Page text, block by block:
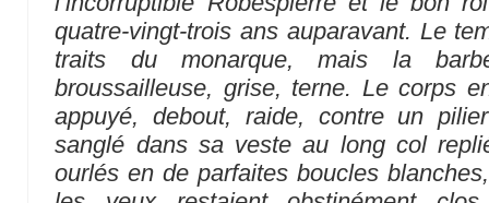
quatre-vingt-trois ans auparavant. Le
traits du monarque, mais la
broussailleuse, grise, terne. Le corps
appuyé, debout, raide, contre un
sanglé dans sa veste au long col
ourlés en de parfaites boucles